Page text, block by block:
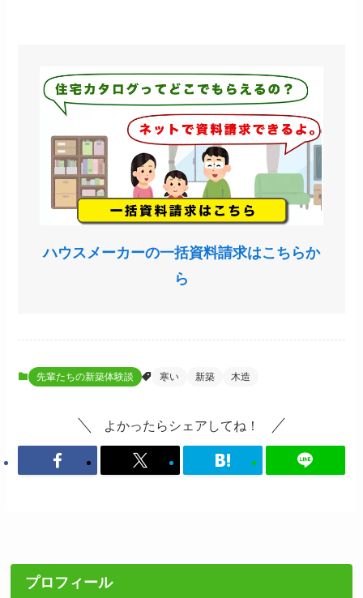
ハウスメーカーの一括資料請求はこちらか
ら
先輩たちの新築体験談 寒い 新築 木造
よかったらシェアしてね！
プロフィール